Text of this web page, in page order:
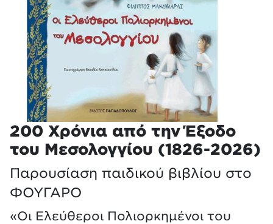
200 Χρόνια από την Έξοδο
του Μεσολογγίου (1826-2026)
Παρουσίαση παιδικού βιβλίου στο
ΦΟΥΓΑΡΟ
«Οι Ελεύθεροι Πολιορκημένοι του